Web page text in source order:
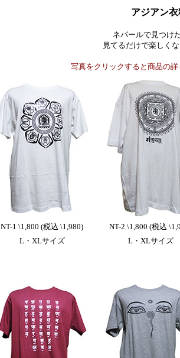
アジアン
ネパールで見つけ
見てるだけで楽しく
写真をクリックすると商品の
NT-1 \1,800 (税込 \1,980)
NT-2 \1,800 (税込
L・XLサイズ
L・XLサイズ